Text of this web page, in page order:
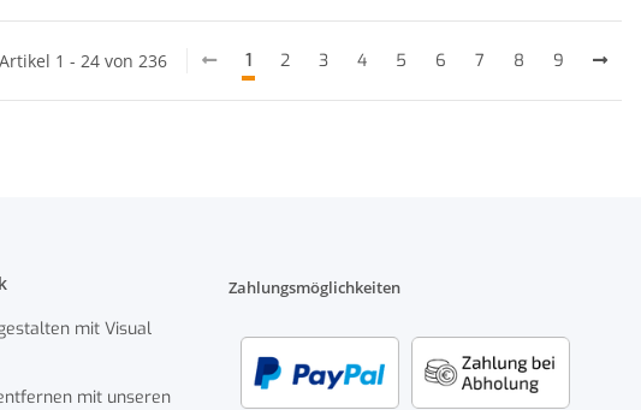
Artikel 1 - 24 von 236 1 2 3 4 5 6 7 8 9
mit Visual
mit unseren
Zahlungsmöglichkeiten